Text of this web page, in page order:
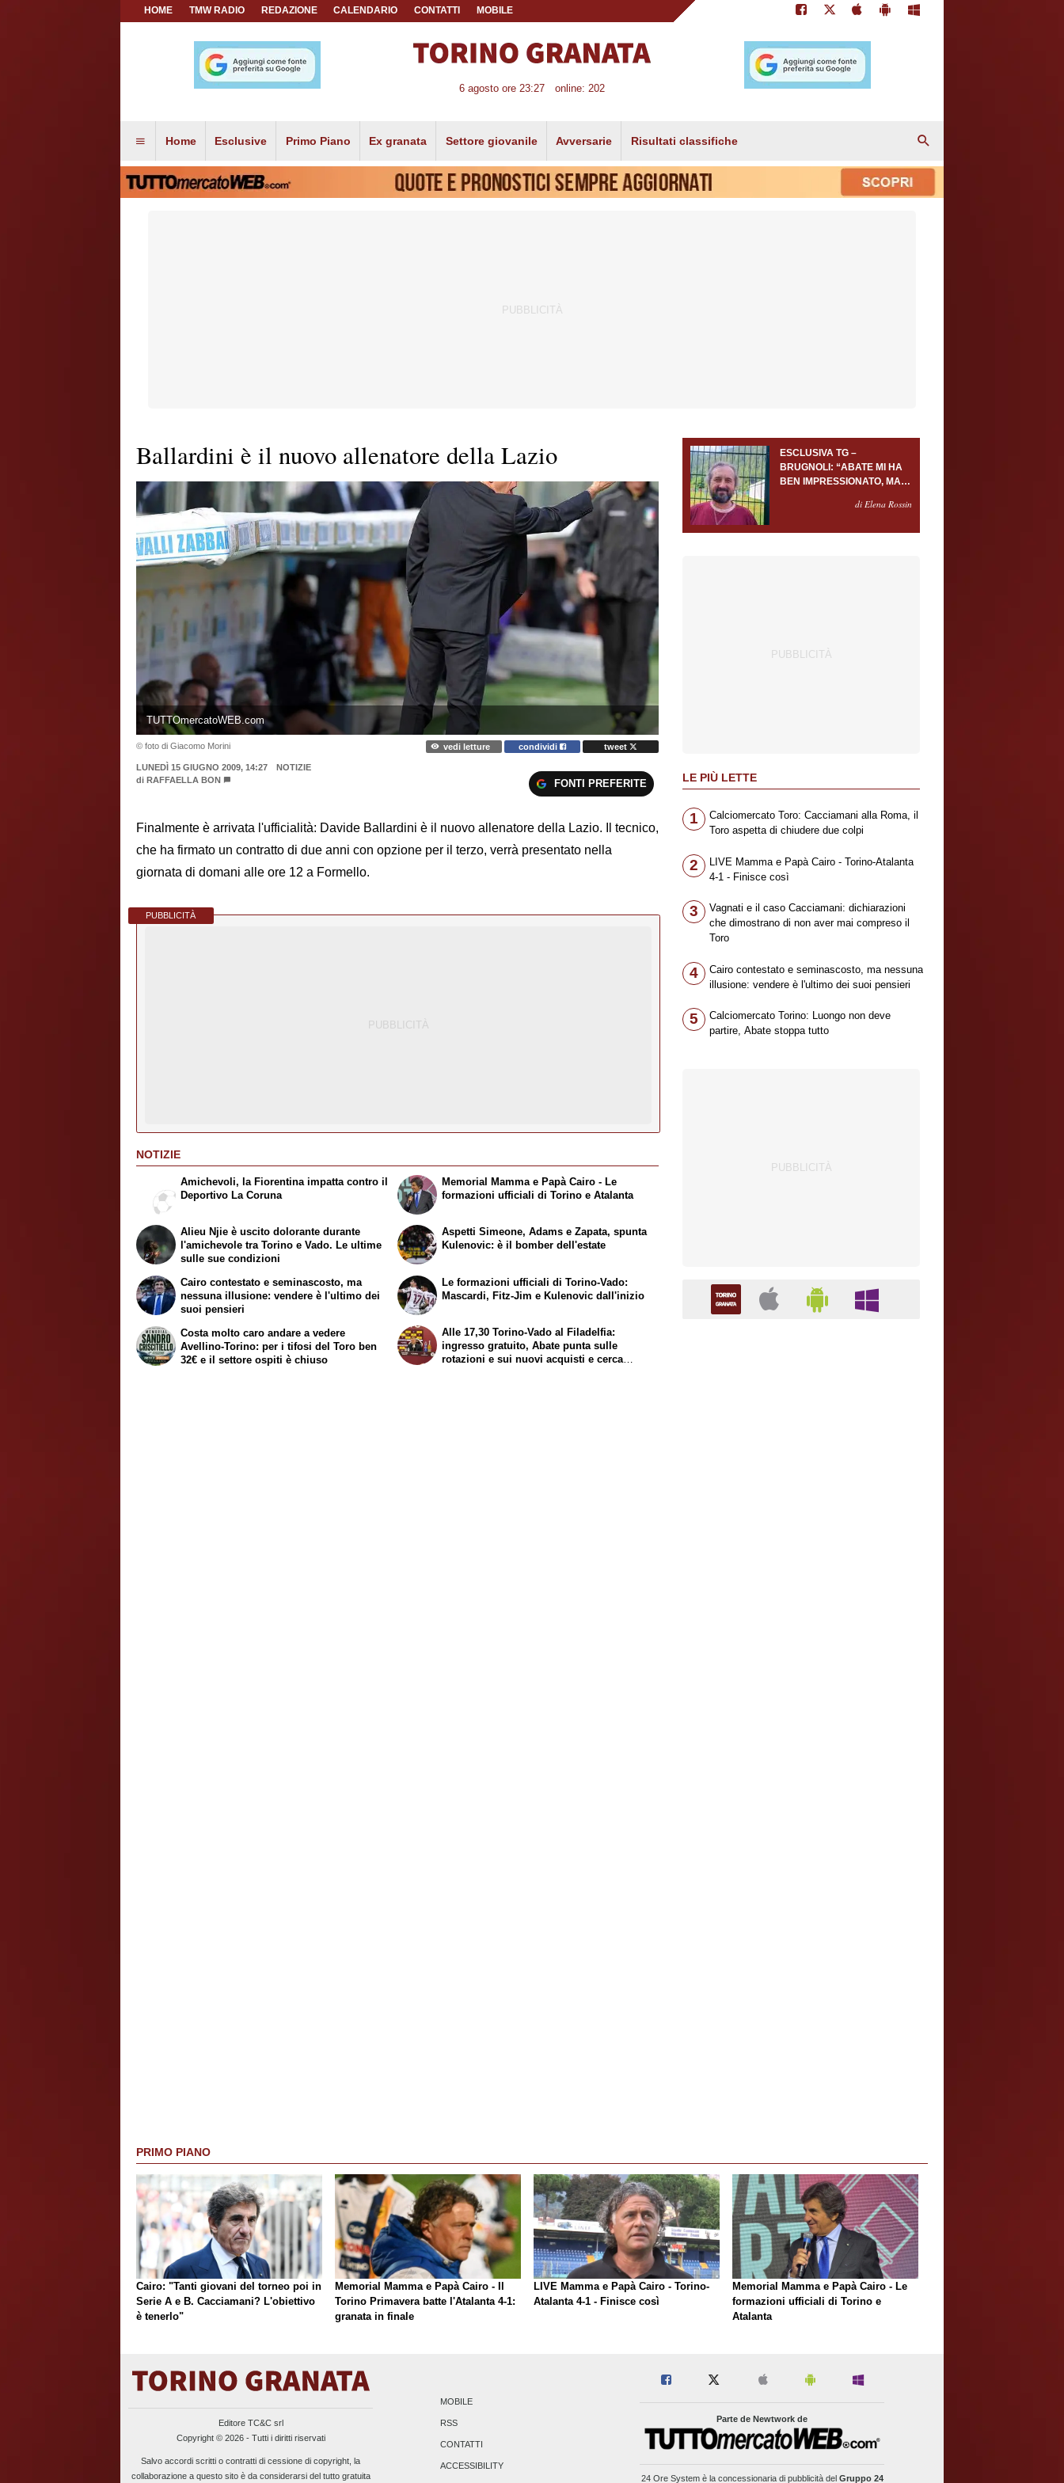
HOME TMW RADIO REDAZIONE CALENDARIO CONTATTI MOBILE
6 agosto ore 23:27 online: 202
Home Esclusive Primo Piano Ex granata Settore giovanile Avversarie Risultati classifiche
Ballardini è il nuovo allenatore della Lazio
TUTTOmercatoWEB.com
© foto di Giacomo Morini vedi letture condividi tweet
LUNEDÌ 15 GIUGNO 2009, 14:27
NOTIZIE
di RAFFAELLA BON FONTI PREFERITE
Finalmente è arrivata l'ufficialità: Davide Ballardini è il nuovo allenatore della Lazio. Il tecnico,
che ha firmato un contratto di due anni con opzione per il terzo, verrà presentato nella
giornata di domani alle ore 12 a Formello.
PUBBLICITÀ
NOTIZIE
Amichevoli, la Fiorentina impatta contro il
Deportivo La Coruna
Alieu Njie è uscito dolorante durante
l'amichevole tra Torino e Vado. Le ultime
sulle sue condizioni
Memorial Mamma e Papà Cairo - Le
formazioni ufficiali di Torino e Atalanta
Aspetti Simeone, Adams e Zapata, spunta
Kulenovic: è il bomber dell'estate
Cairo contestato e seminascosto, ma
nessuna illusione: vendere è l'ultimo dei
suoi pensieri
Costa molto caro andare a vedere
Avellino-Torino: per i tifosi del Toro ben
32€ e il settore ospiti è chiuso
Le formazioni ufficiali di Torino-Vado:
Mascardi, Fitz-Jim e Kulenovic dall'inizio
Alle 17,30 Torino-Vado al Filadelfia:
ingresso gratuito, Abate punta sulle
rotazioni e sui nuovi acquisti e cerca
ESCLUSIVA TG –
BRUGNOLI: “ABATE MI HA
BEN IMPRESSIONATO, MA
PORTIERE SERVONOdi Elena Rossin
LE PIÙ LETTE
1
Calciomercato Toro: Cacciamani alla Roma, il
Toro aspetta di chiudere due colpi
2
LIVE Mamma e Papà Cairo - Torino-Atalanta
4-1 - Finisce così
3
Vagnati e il caso Cacciamani: dichiarazioni
che dimostrano di non aver mai compreso il
Toro
4
Cairo contestato e seminascosto, ma nessuna
illusione: vendere è l'ultimo dei suoi pensieri
5
Calciomercato Torino: Luongo non deve
partire, Abate stoppa tutto
PRIMO PIANO
Cairo: "Tanti giovani del torneo poi in
Serie A e B. Cacciamani? L'obiettivo
è tenerlo"
Memorial Mamma e Papà Cairo - Il
Torino Primavera batte l'Atalanta 4-1:
granata in finale
LIVE Mamma e Papà Cairo - Torino-
Atalanta 4-1 - Finisce così
Memorial Mamma e Papà Cairo - Le
formazioni ufficiali di Torino e
Atalanta
Editore TC&C srl
Copyright © 2026 - Tutti i diritti riservati
Salvo accordi scritti o contratti di cessione di copyright, la
collaborazione a questo sito è da considerarsi del tutto gratuita
MOBILE
RSS
CONTATTI
ACCESSIBILITY
Parte de Newtwork de
24 Ore Systemè la concessionaria di pubblicità del Gruppo 24